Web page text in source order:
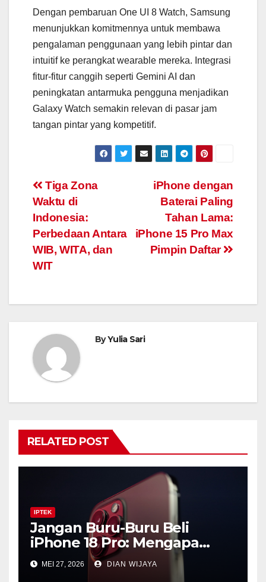
Dengan pembaruan One UI 8 Watch, Samsung
menunjukkan komitmennya untuk membawa
pengalaman penggunaan yang lebih pintar dan
intuitif ke perangkat wearable mereka. Integrasi
fitur-fitur canggih seperti Gemini AI dan
peningkatan antarmuka pengguna menjadikan
Galaxy Watch semakin relevan di pasar jam
tangan pintar yang kompetitif.
Navigasi
pos
iPhone dengan
Baterai Paling
Tahan Lama:
iPhone 15 Pro Max
Pimpin Daftar
Tiga Zona
Waktu di
Indonesia:
Perbedaan Antara
WIB, WITA, dan
WIT
ByYulia Sari
RELATED POST
IPTEK
Jangan Buru-Buru Beli
iPhone 18 Pro: Mengapa
Lompatan Besar Apple
Justru Ada di Tahun 2027
MEI 27, 2026 DIAN WIJAYA